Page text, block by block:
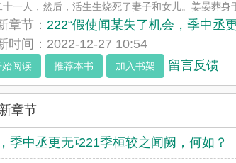
十一人，然后，活生生烧死了妻子和女儿。姜晏葬
，笑着唤她晏晏，对她示好，哄她欢喜。想要与她结
章节： 222“假使闻某失了机会，季中丞
时间：2022-12-27 10:54
始阅读 推荐本书 加入书架 留言反馈
章节
季中丞更无可能。”221季桓较之闻阙，何如？